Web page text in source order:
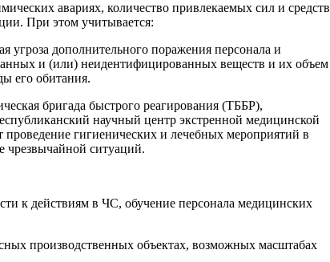
авариях, количество привлекаемых сил и средств
При этом учитывается:
угроза дополнительного поражения персонала и
и (или) неидентифицированных веществ и их объем
его обитания.
бригада быстрого реагирования (ТББР),
научный центр экстренной медицинской
гигиенических и лечебных мероприятий в
чрезвычайной ситуаций.
к действиям в ЧС, обучение персонала медицинских
производственных объектах, возможных масштабах